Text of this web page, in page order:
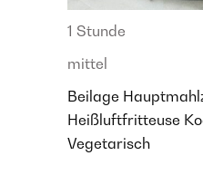
1 Stunde
mittel
Beilage
Heißluftfritteuse
Vegetarisch